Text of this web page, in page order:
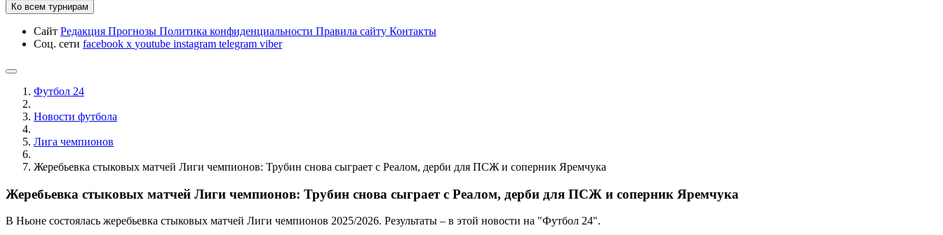
Ко всем турнирам
Сайт Редакция Прогнозы Политика конфиденциальности Правила сайту Контакты
Соц. сети facebook x youtube instagram telegram viber
Футбол 24
Новости футбола
Лига чемпионов
Жеребьевка стыковых матчей Лиги чемпионов: Трубин снова сыграет с Реалом, дерби для ПСЖ и соперник Яремчука
Жеребьевка стыковых матчей Лиги чемпионов: Трубин снова сыграет с Реалом, дерби для ПСЖ и соперник Яремчука
В Ньоне состоялась жеребьевка стыковых матчей Лиги чемпионов 2025/2026. Результаты – в этой новости на "Футбол 24".